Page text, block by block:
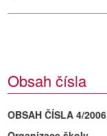
Obsah čísla
OBSAH ČÍSLA 4/2006